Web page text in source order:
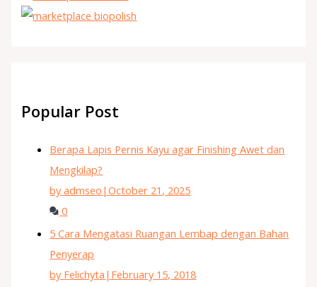
Popular Post
Berapa Lapis Pernis Kayu agar Finishing Awet dan
Mengkilap?
by admseo |October 21, 2025
0
5 Cara Mengatasi Ruangan Lembap dengan Bahan
Penyerap
by Felichyta | February 15, 2018